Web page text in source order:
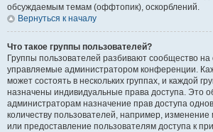
обсуждаемым темам (оффтопик), оскорблений.
Вернуться к началу
Что такое группы пользователей?
Группы пользователей разбивают сообщество на
управляемые администратором конференции.
может состоять в нескольких группах, и каждой
назначены индивидуальные права доступа. Это
администраторам назначение прав доступа
количеству пользователей, например, изменение
или предоставление пользователям доступа к